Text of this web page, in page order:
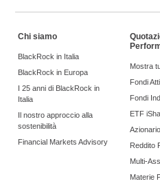
Attualmente, la
fascia in cui si trovano i
Laddove i dati non sono
emissioni future di una
Il parametro ITR stima
della credibilità degli
parametro ITR non è
sempre una stima attuale.
Chi siamo
BlackRock in Italia
BlackRock in Europa
I 25 anni di BlackRock in
Italia
Il nostro approccio alla
sostenibilità
Financial Markets Advisory
Mostra
Fondi
Fondi
ETF
Azionario
Reddito
Multi-
Materie